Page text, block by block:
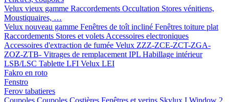
Velux vieux gamme Raccordements Occultation Stores vénitiens,
Moustiquaires, …
Velux nouveau gamme Fenêtres de toît incliné Fenêtres toiture plat
Raccordements Stores et volets Accessoires electroniques
Accessoires d'extraction de fumée Velux ZZZ-ZCE-ZCT-ZGA-
ZOZ-ZTB- Vitrages de remplacement IPL Habillage intérieur
LSB/LSC Tablette LFI Velux LEI
Fakro en roto
Fenstro
Ferov tabatieres
Coupoles Coupoles Costières Fenêtres et verins Skylux I Window 2